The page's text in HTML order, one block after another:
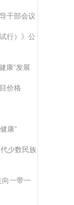
干部会议
行）》公
康”发展
价格
康”
少数民族
向一带一